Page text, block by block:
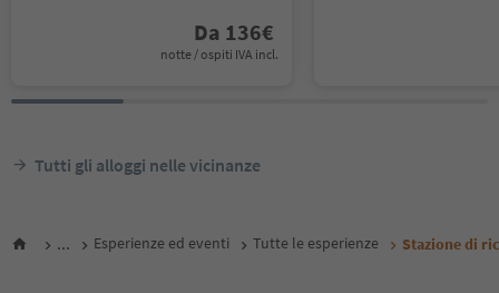
Da 136€
notte / ospiti IVA incl.
Tutti gli alloggi nelle vicinanze
... Esperienze ed eventi Tutte le esperienze Stazione di